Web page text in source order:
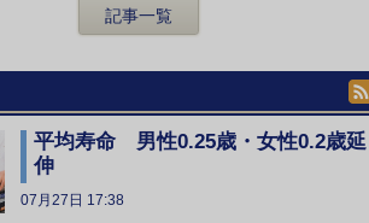
記事一覧
平均寿命 男性0.25歳・女性0.2歳延
伸
07月27日 17:38